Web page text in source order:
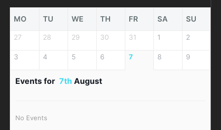
MO TU WE TH FR SA SU
27 28 29 30 31 1 2
3 4 5 6 7 8 9
Events for 7th August
No Events